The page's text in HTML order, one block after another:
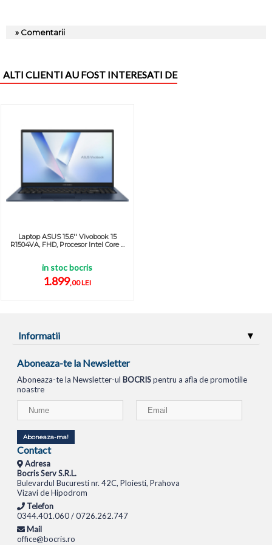
» Comentarii
ALTI CLIENTI AU FOST INTERESATI DE
Laptop ASUS 15.6'' Vivobook 15
R1504VA, FHD, Procesor Intel Core ...
in stoc bocris
1.899,00 LEI
Informatii
Aboneaza-te la Newsletter
Aboneaza-te la Newsletter-ul BOCRISpentru a afla de promotiile
noastre
Aboneaza-ma!
Contact
Adresa
Bocris Serv S.R.L.
Bulevardul Bucuresti nr. 42C, Ploiesti, Prahova
Vizavi de Hipodrom
Telefon
0344.401.060 / 0726.262.747
Mail
office@bocris.ro